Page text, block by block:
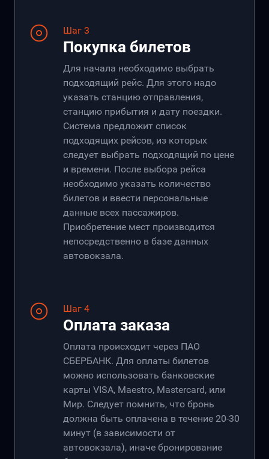
Шаг 3
Покупка билетов
Для начала необходимо выбрать
подходящий рейс. Для этого надо
указать станцию отправления,
станцию прибытия и дату поездки.
Система предложит список
подходящих рейсов, из которых
следует выбрать подходящий по цене
и времени. После выбора рейса
необходимо указать количество
билетов и ввести персональные
данные всех пассажиров.
Приобретение мест производится
непосредственно в базе данных
автовокзала.
Шаг 4
Оплата заказа
Оплата происходит через ПАО
СБЕРБАНК. Для оплаты билетов
можно использовать банковские
карты VISA, Maestro, Mastercard, или
Мир. Следует помнить, что бронь
должна быть оплачена в течение 20-30
минут (в зависимости от
автовокзала), иначе бронирование